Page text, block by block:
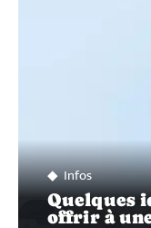
Infos
Quelques
offrir à